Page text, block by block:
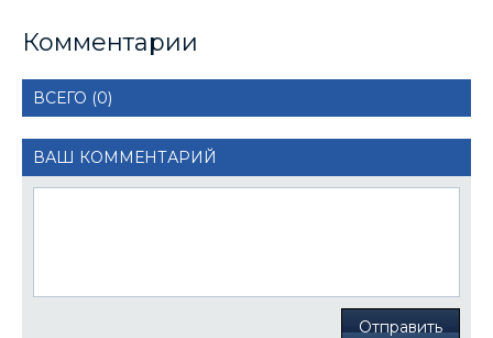
Комментарии
ВСЕГО (0)
ВАШ КОММЕНТАРИЙ
Отправить